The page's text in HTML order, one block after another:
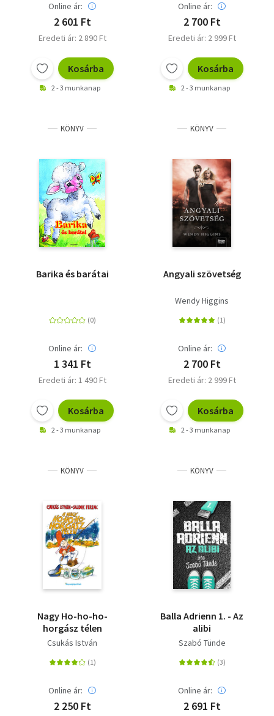
Online ár:
2 601 Ft
Eredeti ár: 2 890 Ft
Kosárba
2 - 3 munkanap
Online ár:
2 700 Ft
Eredeti ár: 2 999 Ft
Kosárba
2 - 3 munkanap
KÖNYV
Barika és barátai
Online ár:
1 341 Ft
Eredeti ár: 1 490 Ft
Kosárba
2 - 3 munkanap
KÖNYV
Angyali szövetség
Wendy Higgins
Online ár:
2 700 Ft
Eredeti ár: 2 999 Ft
Kosárba
2 - 3 munkanap
KÖNYV
Nagy Ho-ho-ho-
horgász télen
Csukás István
Online ár:
2 250 Ft
KÖNYV
Balla Adrienn 1. - Az
alibi
Szabó Tünde
Online ár:
2 691 Ft